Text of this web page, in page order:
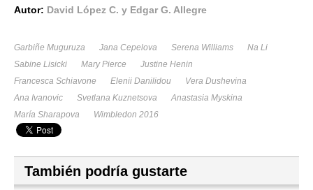
Autor: David López C. y Edgar G. Allegre
Garbiñe Muguruza Jana Cepelova Serena Williams
Na Li
Sabine Lisicki
Mary Pierce
Justine Henin
Francesca Schiavone
Elenii Danilidou
Vera Dushevina
Ana Ivanovic
Svetlana Kuznetsova
Anastasia Myskina
María Sharapova
Wimbledon 2016
También podría gustarte